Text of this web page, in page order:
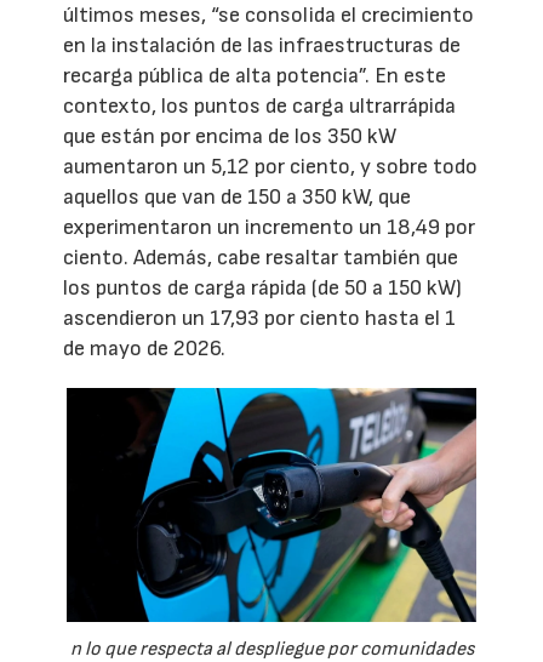
últimos meses, “se consolida el crecimiento
en la instalación de las infraestructuras de
recarga pública de alta potencia”. En este
contexto, los puntos de carga ultrarrápida
que están por encima de los 350 kW
aumentaron un 5,12 por ciento, y sobre todo
aquellos que van de 150 a 350 kW, que
experimentaron un incremento un 18,49 por
ciento. Además, cabe resaltar también que
los puntos de carga rápida (de 50 a 150 kW)
ascendieron un 17,93 por ciento hasta el 1
de mayo de 2026.
n lo que respecta al despliegue por comunidades